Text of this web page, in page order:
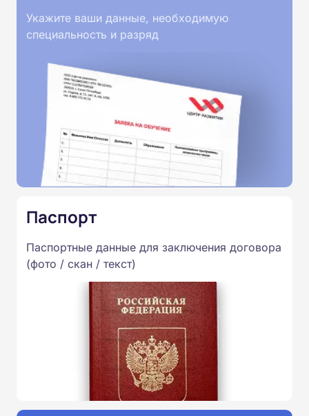
Укажите ваши данные, необходимую
специальность и разряд
Паспорт
Паспортные данные для заключения договора
(фото / скан / текст)